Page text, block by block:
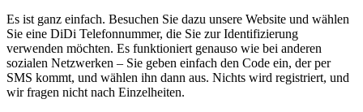
Es ist ganz einfach. Besuchen Sie dazu unsere Website und wählen
Sie eine DiDi Telefonnummer, die Sie zur Identifizierung
verwenden möchten. Es funktioniert genauso wie bei anderen
sozialen Netzwerken – Sie geben einfach den Code ein, der per
SMS kommt, und wählen ihn dann aus. Nichts wird registriert, und
wir fragen nicht nach Einzelheiten.